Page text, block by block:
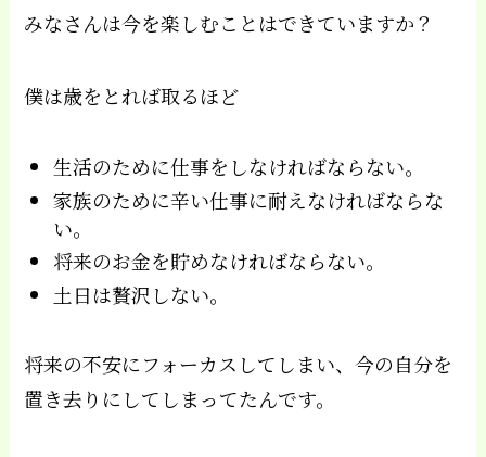
みなさんは今を楽しむことはできていますか？
僕は歳をとれば取るほど
生活のために仕事をしなければならない。
家族のために辛い仕事に耐えなければならな
い。
将来のお金を貯めなければならない。
土日は贅沢しない。
将来の不安にフォーカスしてしまい、今の自分を
置き去りにしてしまってたんです。